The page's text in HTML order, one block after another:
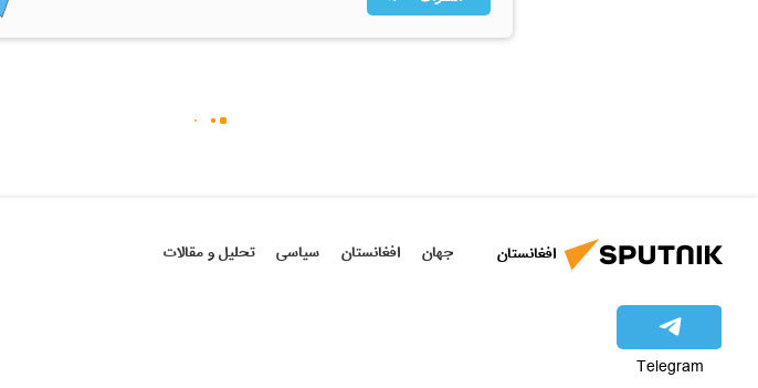
افغانستان جهان افغانستان سیاسی تحلیل و مقالات
Telegram